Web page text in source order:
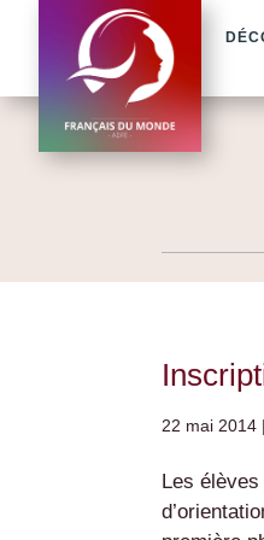
22 mai 2014 |
Les